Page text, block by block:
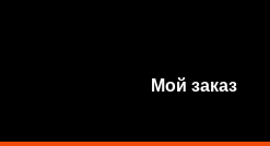
Мой заказ